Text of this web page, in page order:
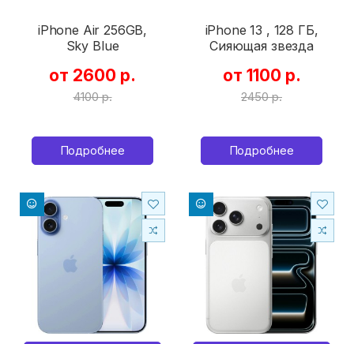
iPhone Air 256GB,
Sky Blue
от 2600 р.
4100 р.
Подробнее
iPhone 13 , 128 ГБ,
Сияющая звезда
от 1100 р.
2450 р.
Подробнее